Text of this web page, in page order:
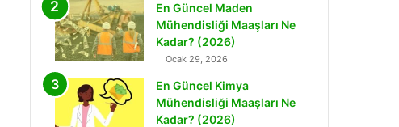
En Güncel Maden
Mühendisliği Maaşları Ne
Kadar? (2026)
Ocak 29, 2026
En Güncel Kimya
Mühendisliği Maaşları Ne
Kadar? (2026)